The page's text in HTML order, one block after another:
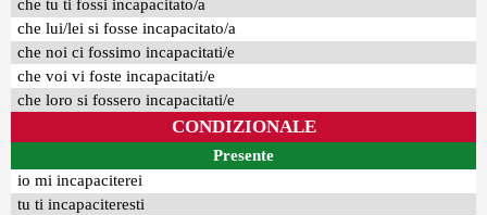
che tu ti fossi incapacitato/a
che lui/lei si fosse incapacitato/a
che noi ci fossimo incapacitati/e
che voi vi foste incapacitati/e
che loro si fossero incapacitati/e
CONDIZIONALE
Presente
io mi incapaciterei
tu ti incapaciteresti